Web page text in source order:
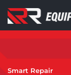
Smart Repair